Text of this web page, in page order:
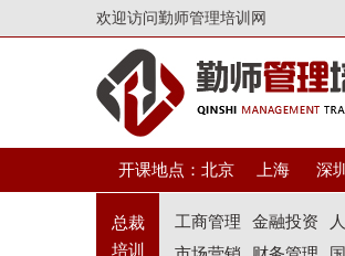
欢迎访问勤师管理培训网
开课地点： 北京 上海 深圳
总裁
培训
工商管理 金融投资